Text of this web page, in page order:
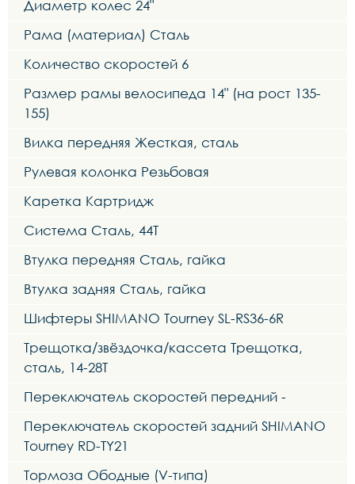
Диаметр колес 24"
Рама (материал) Сталь
Количество скоростей 6
Размер рамы велосипеда 14" (на рост 135-
155)
Вилка передняя Жесткая, сталь
Рулевая колонка Резьбовая
Каретка Картридж
Система Сталь, 44Т
Втулка передняя Сталь, гайка
Втулка задняя Сталь, гайка
Шифтеры SHIMANO Tourney SL-RS36-6R
Трещотка/звёздочка/кассета Трещотка,
сталь, 14-28Т
Переключатель скоростей передний -
Переключатель скоростей задний SHIMANO
Tourney RD-TY21
Тормоза Ободные (V-типа)